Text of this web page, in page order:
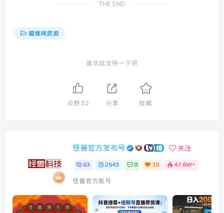
THE END
福缘网资源
喜欢就支持一下吧
点赞 32 分享 收藏
怪兽官方发布号 关注
63 2543 0 10 47.6W+
怪兽官方账号